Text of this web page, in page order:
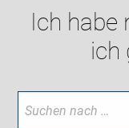
Ich habe
ich